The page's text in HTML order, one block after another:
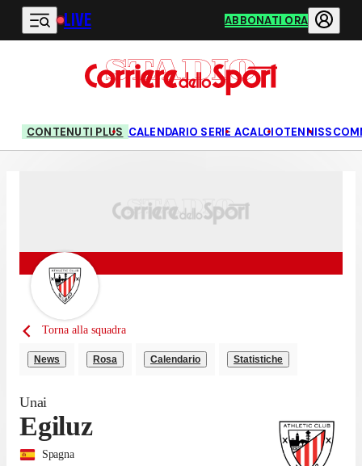
Vai al contenuto principale
LIVE ABBONATI ORA
CONTENUTI PLUS CALENDARIO SERIE ACALCIOTENNIS
Torna alla squadra
News Rosa Calendario Statistiche
Unai
Egiluz
Spagna